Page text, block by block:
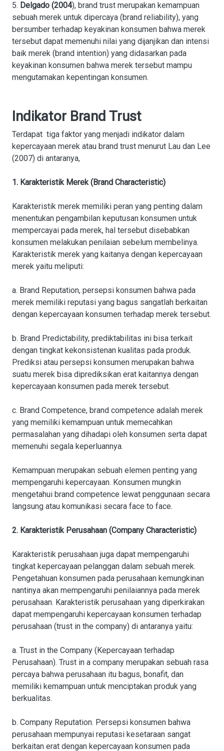
5. Delgado (2004), brand trust merupakan kemampuan
sebuah merek untuk dipercaya (brand reliability), yang
bersumber terhadap keyakinan konsumen bahwa merek
tersebut dapat memenuhi nilai yang dijanjikan dan intensi
baik merek (brand intention) yang didasarkan pada
keyakinan konsumen bahwa merek tersebut mampu
mengutamakan kepentingan konsumen.
Indikator Brand Trust
Terdapat tiga faktor yang menjadi indikator dalam
kepercayaan merek atau brand trust menurut Lau dan Lee
(2007) di antaranya,
1. Karakteristik Merek (Brand Characteristic)
Karakteristik merek memiliki peran yang penting dalam
menentukan pengambilan keputusan konsumen untuk
mempercayai pada merek, hal tersebut disebabkan
konsumen melakukan penilaian sebelum membelinya.
Karakteristik merek yang kaitanya dengan kepercayaan
merek yaitu meliputi:
a. Brand Reputation, persepsi konsumen bahwa pada
merek memiliki reputasi yang bagus sangatlah berkaitan
dengan kepercayaan konsumen terhadap merek tersebut.
b. Brand Predictability, prediktabilitas ini bisa terkait
dengan tingkat kekonsistenan kualitas pada produk.
Prediksi atau persepsi konsumen merupakan bahwa
suatu merek bisa diprediksikan erat kaitannya dengan
kepercayaan konsumen pada merek tersebut.
c. Brand Competence, brand competence adalah merek
yang memiliki kemampuan untuk memecahkan
permasalahan yang dihadapi oleh konsumen serta dapat
memenuhi segala keperluannya.
Kemampuan merupakan sebuah elemen penting yang
mempengaruhi kepercayaan. Konsumen mungkin
mengetahui brand competence lewat penggunaan secara
langsung atau komunikasi secara face to face.
2. Karakteristik Perusahaan (Company Characteristic)
Karakteristik perusahaan juga dapat mempengaruhi
tingkat kepercayaan pelanggan dalam sebuah merek.
Pengetahuan konsumen pada perusahaan kemungkinan
nantinya akan mempengaruhi penilaiannya pada merek
perusahaan. Karakteristik perusahaan yang diperkirakan
dapat mempengaruhi kepercayaan konsumen terhadap
perusahaan (trust in the company) di antaranya yaitu:
a. Trust in the Company (Kepercayaan terhadap
Perusahaan). Trust in a company merupakan sebuah rasa
percaya bahwa perusahaan itu bagus, bonafit, dan
memiliki kemampuan untuk menciptakan produk yang
berkualitas.
b. Company Reputation. Persepsi konsumen bahwa
perusahaan mempunyai reputasi kesetaraan sangat
berkaitan erat dengan kepercayaan konsumen pada